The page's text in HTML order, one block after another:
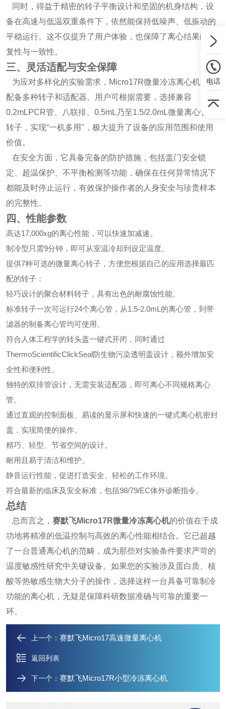
同时，得益于精密的转子平衡设计和坚固的机身结构，设
备在高速与低温双重条件下，依然能保持低噪声、低振动的
平稳运行。这不仅提升了用户体验，也保障了离心结果的重
复性与一致性。
三、灵活适配与安全保障
为应对多样化的实验需求，Micro17R微量冷冻离心机通常
配备多种转子和适配器。用户可根据需要，选择兼容
0.2mLPCR管、八联排、0.5mL乃至1.5/2.0mL微量离心管的
转子，实现“一机多用"，极大提升了设备的应用范围和使用
价值。
在安全方面，它具备完备的防护措施，包括盖门安全锁
定、超温保护、不平衡检测等功能，确保在任何异常情况下
都能及时停止运行，有效保护操作者的人身安全与珍贵样本
的完整性。
四、性能参数
高达17,000xg的离心性能，可以快速加减速。
制冷型只需9分钟，即可从室温冷却到设定温度。
提供7种可选的微量离心转子，方便您根据自己的应用选择最匹
配的转子：
轻巧设计的聚合材料转子，具有出色的耐腐蚀性能。
标准转子一次可运行24个离心管，从1.5-2.0mL的离心管，到带
滤器的制备离心管均可使用。
符合人体工程学的转头盖一键式开闭，同时通过
ThermoScientificClickSeal防生物污染透明盖设计，额外增加安
全性和便利性。
独特的双排管设计，无需安装适配器，即可离心不同规格离心
管。
通过直观的控制面板、易读的显示屏和快速的一键式离心机密封
盖，实现简便的操作。
精巧、轻型、节省空间的设计。
耐用且易于清洁和维护。
静音运行性能，促进打造安全、轻松的工作环境。
符合最新的临床及安全标准，包括98/79/EC体外诊断指令。
总结
总而言之， 赛默飞Micro17R微量冷冻离心机的价值在于成
功地将精准的低温控制与高效的离心性能相结合。它已超越
了一台普通离心机的范畴，成为那些对实验条件要求严苛的
温度敏感性研究中关键设备。如果您的实验涉及蛋白质、核
酸等热敏感生物大分子的操作，选择这样一台具备可靠制冷
功能的离心机，无疑是保障科研数据准确与可靠的重要一
环。
上一个： 赛默飞Micro17高速微量离心机
返回列表
下一个： 赛默飞Micro17R小型冷冻离心机
电话